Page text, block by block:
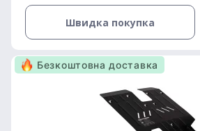
Швидка покупка
Безкоштовна доставка